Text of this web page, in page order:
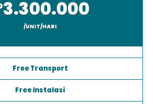
Kapasitas 40.000 Watt
3.300.000
Free Transport
Free Instalasi